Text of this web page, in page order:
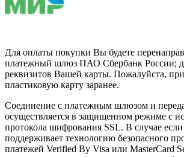
Для оплаты покупки Вы будете
платежный шлюз ПАО Сбербанк России;
реквизитов Вашей карты. Пожалуйста,
пластиковую карту заранее.
Соединение с платежным шлюзом и
осуществляется в защищенном режиме с
протокола шифрования SSL. В случае
поддерживает технологию безопасного
платежей Verified By Visa или MasterCard